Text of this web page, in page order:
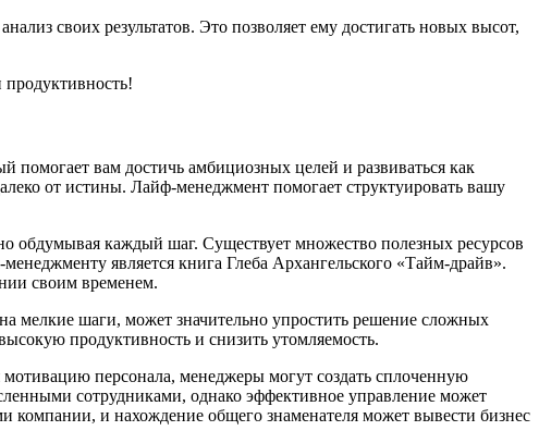
своих результатов. Это позволяет ему достигать новых высот,
вам достичь амбициозных целей и развиваться как
от истины. Лайф-менеджмент помогает структуировать вашу
обдумывая каждый шаг. Существует множество полезных ресурсов
является книга Глеба Архангельского «Тайм-драйв».
своим временем.
мелкие шаги, может значительно упростить решение сложных
продуктивность и снизить утомляемость.
персонала, менеджеры могут создать сплоченную
сотрудниками, однако эффективное управление может
компании, и нахождение общего знаменателя может вывести бизнес